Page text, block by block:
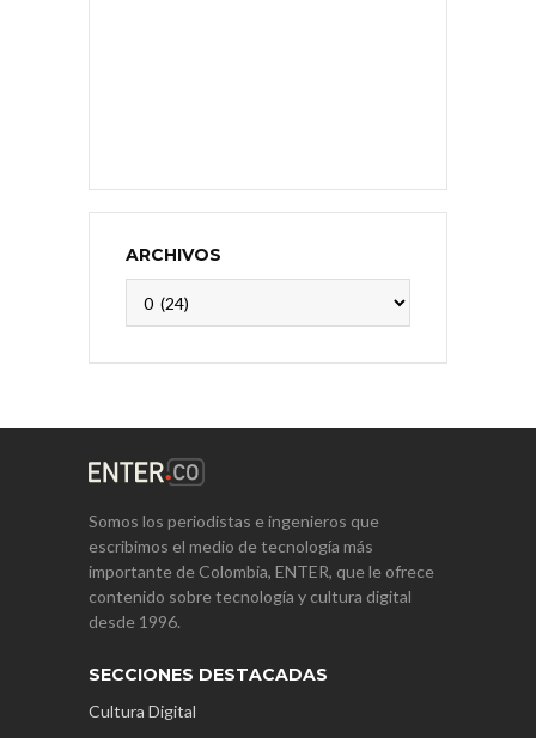
ARCHIVOS
Somos los periodistas e ingenieros que
escribimos el medio de tecnología más
importante de Colombia, ENTER, que le ofrece
contenido sobre tecnología y cultura digital
desde 1996.
SECCIONES DESTACADAS
Cultura Digital